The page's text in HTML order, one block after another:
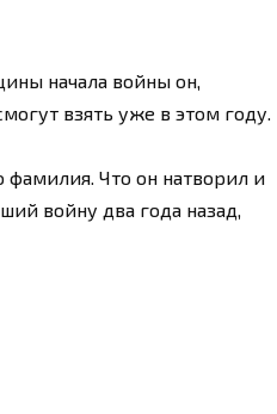
начала войны он,
взять уже в этом году.
Что он натворил и
войну два года назад,